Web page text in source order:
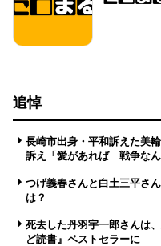
追悼
長崎市出身・平和訴えた美
訴え「愛があれば 戦争なん
つげ義春さんと白土三平さ
は？
死去した丹羽宇一郎さんは
ど読書』ベストセラーに